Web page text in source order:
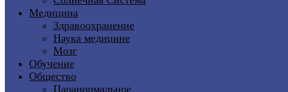
Медицина
Здравоохранение
Наука медицине
Мозг
Обучение
Общество
Паранормальное